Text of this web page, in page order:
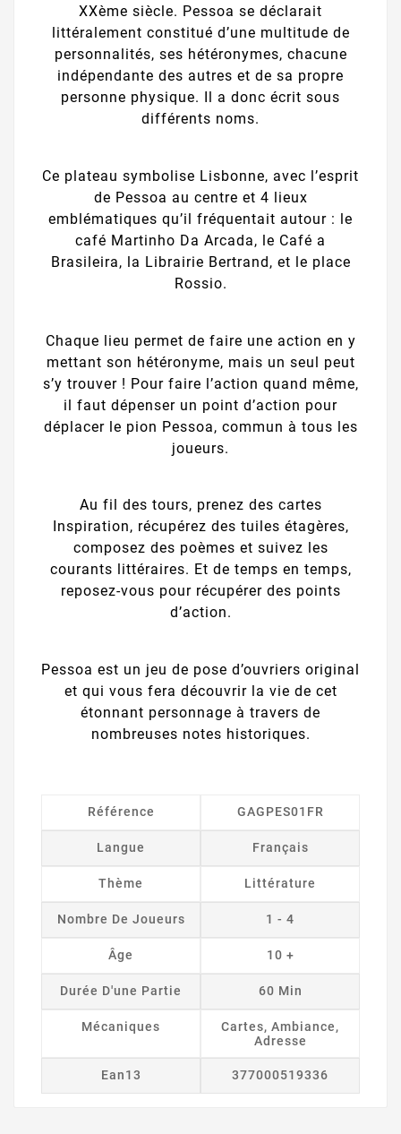
XXème siècle. Pessoa se déclarait
littéralement constitué d’une multitude de
personnalités, ses hétéronymes, chacune
indépendante des autres et de sa propre
personne physique. Il a donc écrit sous
différents noms.
Ce plateau symbolise Lisbonne, avec l’esprit
de Pessoa au centre et 4 lieux
emblématiques qu’il fréquentait autour : le
café Martinho Da Arcada, le Café a
Brasileira, la Librairie Bertrand, et le place
Rossio.
Chaque lieu permet de faire une action en y
mettant son hétéronyme, mais un seul peut
s’y trouver ! Pour faire l’action quand même,
il faut dépenser un point d’action pour
déplacer le pion Pessoa, commun à tous les
joueurs.
Au fil des tours, prenez des cartes
Inspiration, récupérez des tuiles étagères,
composez des poèmes et suivez les
courants littéraires. Et de temps en temps,
reposez-vous pour récupérer des points
d’action.
Pessoa est un jeu de pose d’ouvriers original
et qui vous fera découvrir la vie de cet
étonnant personnage à travers de
nombreuses notes historiques.
Référence GAGPES01FR
Langue Français
Thème Littérature
Nombre De Joueurs 1 - 4
Âge 10 +
Durée D'une Partie 60 Min
Mécaniques
Cartes, Ambiance,
Adresse
Ean13 377000519336